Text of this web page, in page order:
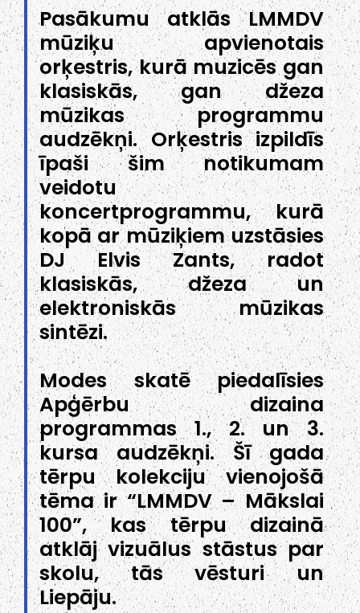
Pasākumu atklās LMMDV
mūziķu apvienotais
orķestris, kurā muzicēs gan
klasiskās, gan džeza
mūzikas programmu
audzēkņi. Orķestris izpildīs
īpaši šim notikumam
veidotu
koncertprogrammu, kurā
kopā ar mūziķiem uzstāsies
DJ Elvis Zants, radot
klasiskās, džeza un
elektroniskās mūzikas
sintēzi.
Modes skatē piedalīsies
Apģērbu dizaina
programmas 1., 2. un 3.
kursa audzēkņi. Šī gada
tērpu kolekciju vienojošā
tēma ir “LMMDV – Mākslai
100”, kas tērpu dizainā
atklāj vizuālus stāstus par
skolu, tās vēsturi un
Liepāju.